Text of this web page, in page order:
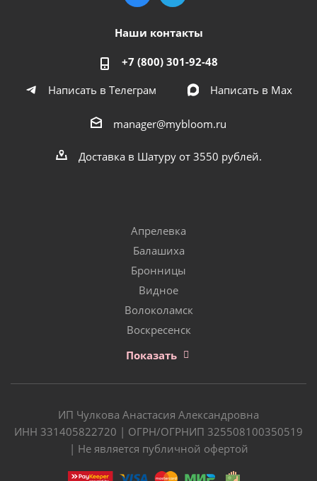
Наши контакты
+7 (800) 301-92-48
Написать в Телеграм
Написать в Мах
manager@mybloom.ru
Доставка в Шатуру от 3550 рублей.
Апрелевка
Балашиха
Бронницы
Видное
Волоколамск
Воскресенск
Показать
ИП Чулкова Анастасия Александровна
ИНН 331405822720 | ОГРН/ОГРНИП 325508100350519
| Не является публичной офертой